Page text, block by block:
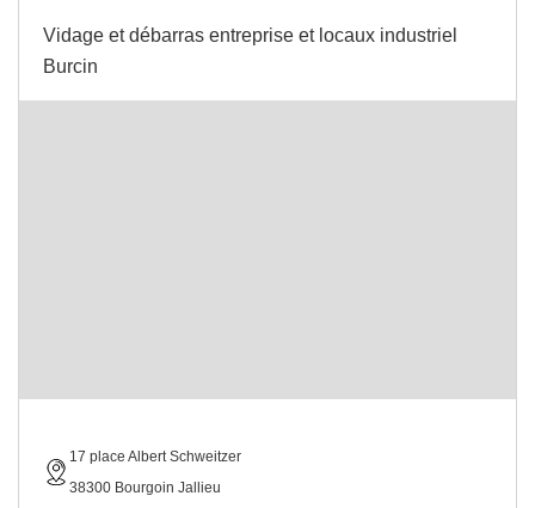
Vidage et débarras entreprise et locaux industriel
Burcin
17 place Albert Schweitzer
38300 Bourgoin Jallieu